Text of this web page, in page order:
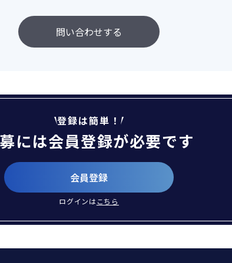
問い合わせする
登録は簡単！
には会員登録が必要です
会員登録
ログインはこちら